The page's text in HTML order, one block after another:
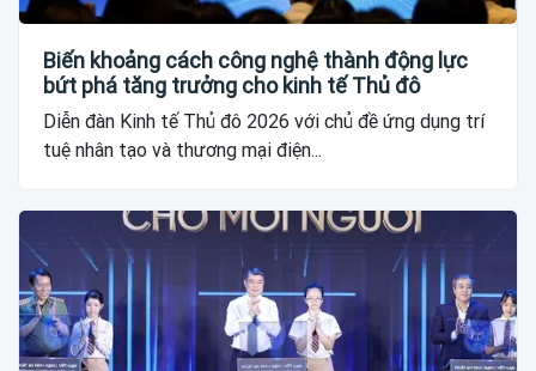
Biến khoảng cách công nghệ thành động lực
bứt phá tăng trưởng cho kinh tế Thủ đô
Diễn đàn Kinh tế Thủ đô 2026 với chủ đề ứng dụng trí
tuệ nhân tạo và thương mại điện...